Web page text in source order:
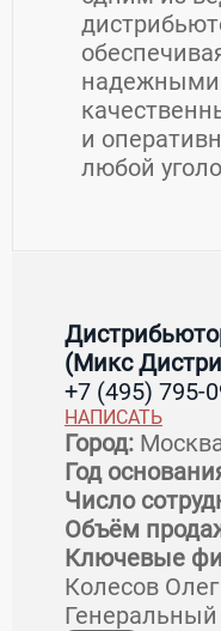
надежными
и
любой
Страна:Россия
Город:Москва
Адрес:127018, г.
эт 3 пом I ком 10
загрузка карты...
(Микс
+7 (495) 795-
НАПИСАТЬ
Город:
Год
Число
Объём
Ключевые
Колесов